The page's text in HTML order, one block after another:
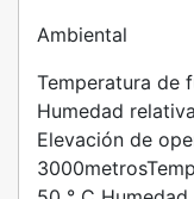
Ambiental
Temperatura de
Humedad
Elevación de